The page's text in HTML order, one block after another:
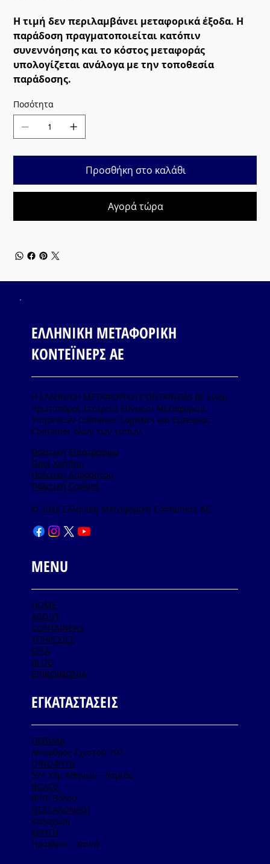
Η τιμή δεν περιλαμβάνει μεταφορικά έξοδα. Η
παράδοση πραγματοποιείται κατόπιν
συνεννόησης και το κόστος μεταφοράς
υπολογίζεται ανάλογα με την τοποθεσία
παράδοσης.
Ποσότητα
Προσθήκη στο καλάθι
Αγορά τώρα
HOME
ABOUT
CONTAINERS
ΥΠΗΡΕΣΙΕΣ
ΕΡΓΑ
BLOG
ΕΠΙΚΟΙΝΩΝΙΑ
MENU
ΕΓΚΑΤΑΣΤΑΣΕΙΣ
ΠΕΡΑΜΑ
Λεωφόρος Σχιστού 107
ΟΙΝΟΦΥΤΑ
57ο Χλμ Αθηνών - Λαμίας
ΒΟΛΟΣ
ΒΙΠΕ Βόλου
ΘΕΣΣΑΛΟΝΙΚΗ
Καλοχώρι
ΚΡΗΤΗ
Ηράκλειο - Χανιά
ΕΛΛΗΝΙΚΗ ΜΕΤΑΦΟΡΙΚΗ
ΚΟΝΤΕΪΝΕΡΣ ΑΕ
Η ΕΛΛΗΝΙΚΗ ΜΕΤΑΦΟΡΙΚΗ CONTAINERS ΑΕ είναι
πρωτοπόρος εταιρεία Εθνικών Μεταφορών,
Υπηρεσιών Container Logistics και Εμπορίας
Container όλων των τύπων.
Πολιτική Επιστροφών
Όροι Χρήσης
Πολιτική Απορρήτου
Πολιτική Cookies
© 2026 Ελληνική Μεταφορική Containers AE